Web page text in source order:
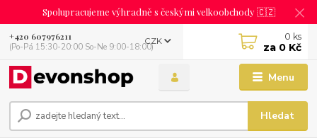
Spolupracujeme výhradně s českými velkoobchody 🇨🇿
Menu
CZK
Hledat
+420 607976211
(Po-Pá 15:30-20:00 So-Ne 9:00-18:00)
0 ks
za 0 Kč